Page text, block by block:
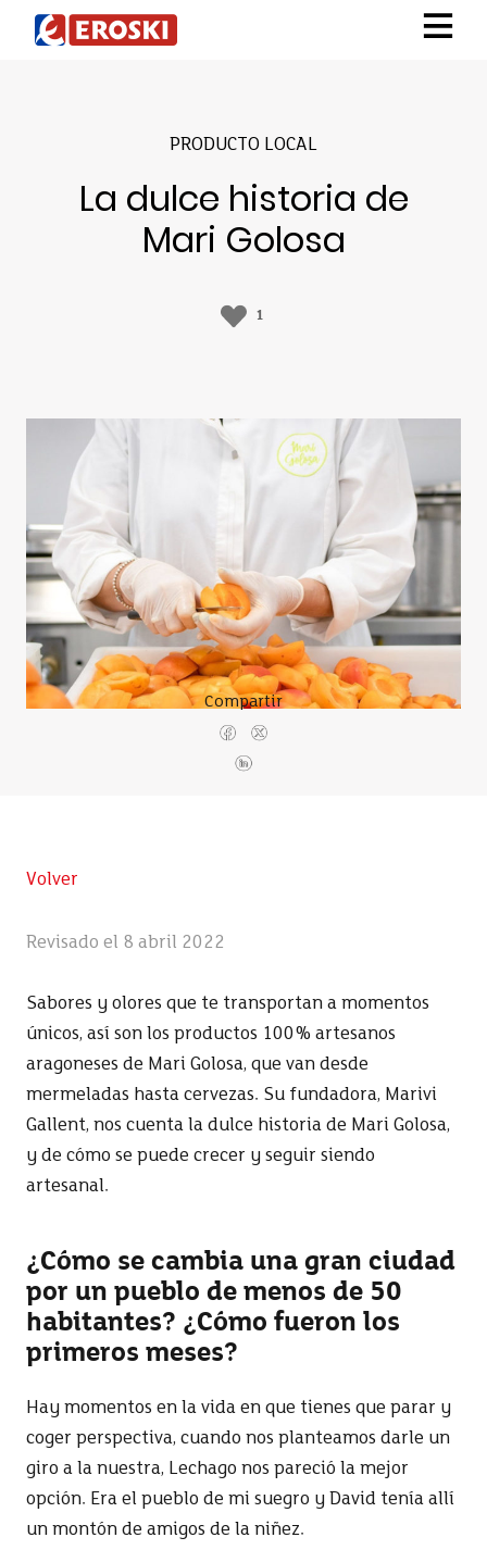
PRODUCTO LOCAL
La dulce historia de
Mari Golosa
1
Compartir
Volver
Revisado el 8 abril 2022
Sabores y olores que te transportan a momentos
únicos, así son los productos 100% artesanos
aragoneses de Mari Golosa, que van desde
mermeladas hasta cervezas. Su fundadora, Marivi
Gallent, nos cuenta la dulce historia de Mari Golosa,
y de cómo se puede crecer y seguir siendo
artesanal.
¿Cómo se cambia una gran ciudad
por un pueblo de menos de 50
habitantes? ¿Cómo fueron los
primeros meses?
Hay momentos en la vida en que tienes que parar y
coger perspectiva, cuando nos planteamos darle un
giro a la nuestra, Lechago nos pareció la mejor
opción. Era el pueblo de mi suegro y David tenía allí
un montón de amigos de la niñez.